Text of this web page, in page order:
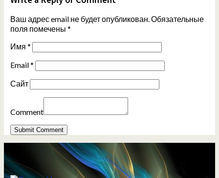
Ваш адрес email не будет опубликован.Обязательные
поля помечены *
Имя *
Email*
Сайт
Comment